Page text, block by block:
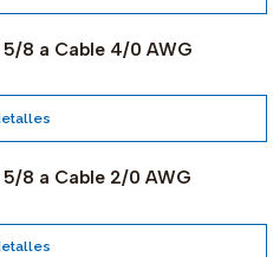
8 a Cable 4/0 AWG
8 a Cable 2/0 AWG